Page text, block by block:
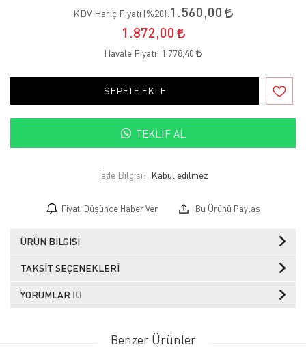
KDV Hariç Fiyatı (%20):1.560,00
1.872,00
Havale Fiyatı: 1.778,40
SEPETE EKLE
TEKLIF AL
İade Bilgisi:
Fiyatı Düşünce Haber Ver Bu Ürünü Paylaş
ÜRÜN BILGISI
TAKSIT SEÇENEKLERI
YORUMLAR (0)
Benzer Ürünler